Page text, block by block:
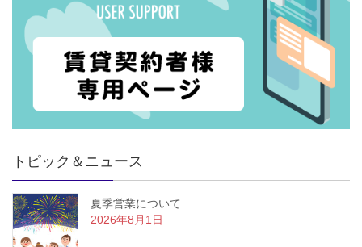
トピック＆ニュース
夏季営業について
2026年8月1日